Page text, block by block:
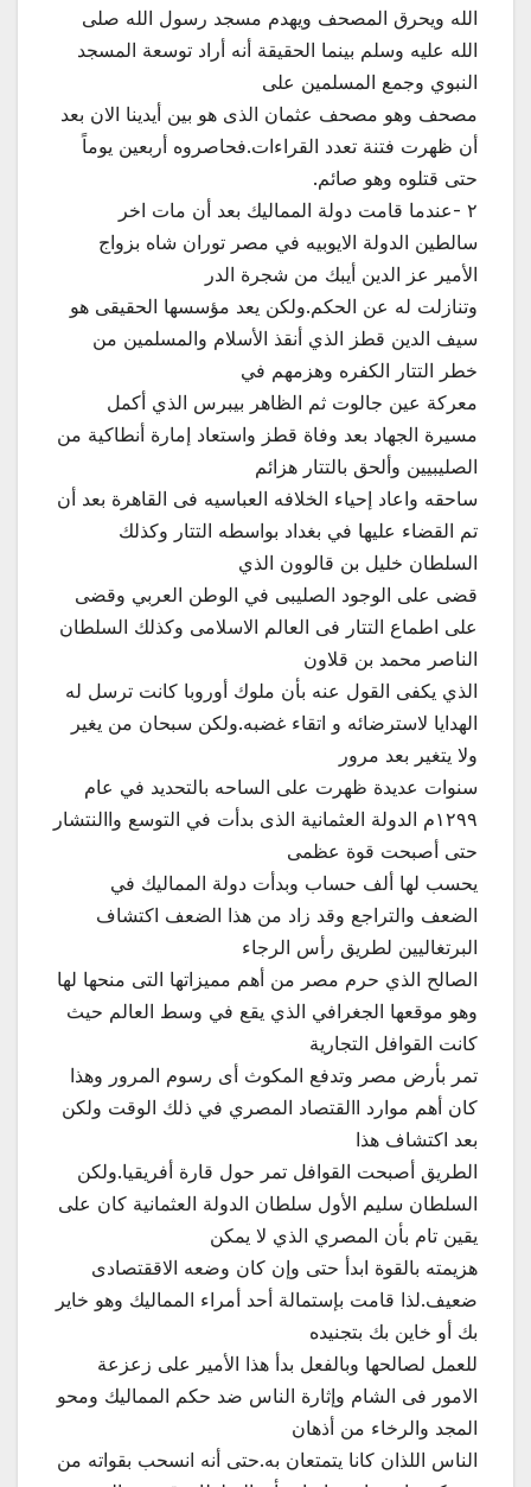
الله ويحرق المصحف ويهدم مسجد رسول الله صلى
الله عليه وسلم بينما الحقيقة أنه أراد توسعة المسجد
النبوي وجمع المسلمين على
مصحف وهو مصحف عثمان الذى هو بين أيدينا الان بعد
أن ظهرت فتنة تعدد القراءات.فحاصروه أربعين يوماً
حتى قتلوه وهو صائم.
٢ -عندما قامت دولة المماليك بعد أن مات اخر
سالطين الدولة الايوبيه في مصر توران شاه بزواج
الأمير عز الدين أيبك من شجرة الدر
وتنازلت له عن الحكم.ولكن يعد مؤسسها الحقيقى هو
سيف الدين قطز الذي أنقذ الأسلام والمسلمين من
خطر التتار الكفره وهزمهم في
معركة عين جالوت ثم الظاهر بيبرس الذي أكمل
مسيرة الجهاد بعد وفاة قطز واستعاد إمارة أنطاكية من
الصليبيين وألحق بالتتار هزائم
ساحقه واعاد إحياء الخلافه العباسيه فى القاهرة بعد أن
تم القضاء عليها في بغداد بواسطه التتار وكذلك
السلطان خليل بن قالوون الذي
قضى على الوجود الصليبى في الوطن العربي وقضى
على اطماع التتار فى العالم الاسلامى وكذلك السلطان
الناصر محمد بن قلاون
الذي يكفى القول عنه بأن ملوك أوروبا كانت ترسل له
الهدايا لاسترضائه و اتقاء غضبه.ولكن سبحان من يغير
ولا يتغير بعد مرور
سنوات عديدة ظهرت على الساحه بالتحديد في عام
١٢٩٩م الدولة العثمانية الذى بدأت في التوسع واالنتشار
حتى أصبحت قوة عظمى
يحسب لها ألف حساب وبدأت دولة المماليك في
الضعف والتراجع وقد زاد من هذا الضعف اكتشاف
البرتغاليين لطريق رأس الرجاء
الصالح الذي حرم مصر من أهم مميزاتها التى منحها لها
وهو موقعها الجغرافي الذي يقع في وسط العالم حيث
كانت القوافل التجارية
تمر بأرض مصر وتدفع المكوث أى رسوم المرور وهذا
كان أهم موارد االقتصاد المصري في ذلك الوقت ولكن
بعد اكتشاف هذا
الطريق أصبحت القوافل تمر حول قارة أفريقيا.ولكن
السلطان سليم الأول سلطان الدولة العثمانية كان على
يقين تام بأن المصري الذي لا يمكن
هزيمته بالقوة ابدأ حتى وإن كان وضعه الاققتصادى
ضعيف.لذا قامت بإستمالة أحد أمراء المماليك وهو خاير
بك أو خاين بك بتجنيده
للعمل لصالحها وبالفعل بدأ هذا الأمير على زعزعة
الامور فى الشام وإثارة الناس ضد حكم المماليك ومحو
المجد والرخاء من أذهان
الناس اللذان كانا يتمتعان به.حتى أنه انسحب بقواته من